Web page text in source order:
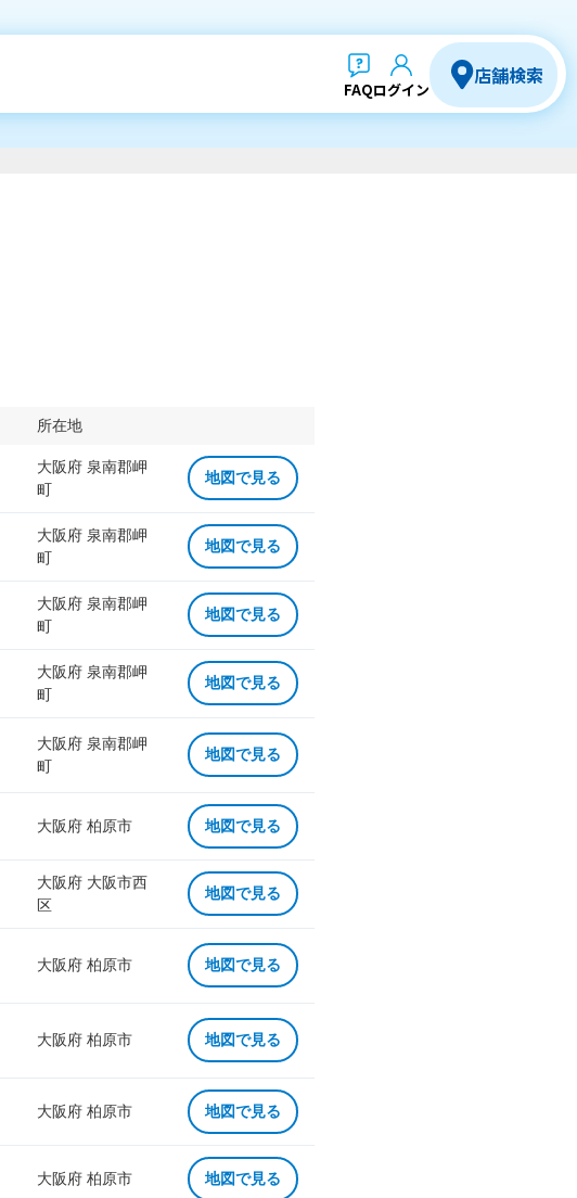
FAQログイン
店舗検索
所在地
大阪府 泉南郡岬
町
地図で見る
大阪府 泉南郡岬
町
地図で見る
大阪府 泉南郡岬
町
地図で見る
大阪府 泉南郡岬
町
地図で見る
大阪府 泉南郡岬
町
地図で見る
大阪府 柏原市 地図で見る
大阪府 大阪市西
区
地図で見る
大阪府 柏原市 地図で見る
大阪府 柏原市 地図で見る
大阪府 柏原市 地図で見る
大阪府 柏原市 地図で見る